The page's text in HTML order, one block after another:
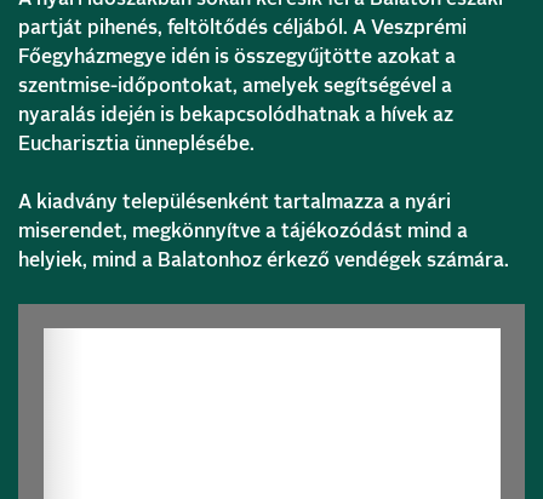
partját pihenés, feltöltődés céljából. A Veszprémi
Főegyházmegye idén is összegyűjtötte azokat a
szentmise-időpontokat, amelyek segítségével a
nyaralás idején is bekapcsolódhatnak a hívek az
Eucharisztia ünneplésébe.
A kiadvány településenként tartalmazza a nyári
miserendet, megkönnyítve a tájékozódást mind a
helyiek, mind a Balatonhoz érkező vendégek számára.